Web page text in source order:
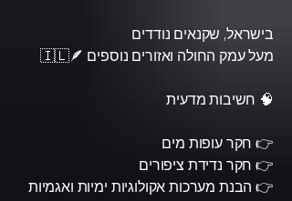
בישראל, שקנאים נודדים
מעל עמק החולה ואזורים נוספים 🇮🇱🪶
🧠 חשיבות מדעית
👉 חקר עופות מים
👉 חקר נדידת ציפורים
👉 הבנת מערכות אקולוגיות ימיות ואגמיות